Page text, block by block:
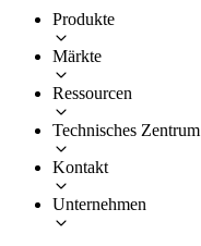
Produkte
Märkte
Ressourcen
Technisches Zentrum
Kontakt
Unternehmen